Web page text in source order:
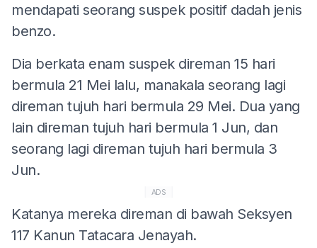
mendapati seorang suspek positif dadah jenis
benzo.
Dia berkata enam suspek direman 15 hari
bermula 21 Mei lalu, manakala seorang lagi
direman tujuh hari bermula 29 Mei. Dua yang
lain direman tujuh hari bermula 1 Jun, dan
seorang lagi direman tujuh hari bermula 3
Jun.
ADS
Katanya mereka direman di bawah Seksyen
117 Kanun Tatacara Jenayah.